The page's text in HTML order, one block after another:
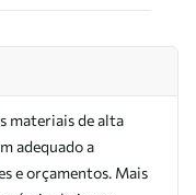
materiais de alta
adequado a
e orçamentos. Mais